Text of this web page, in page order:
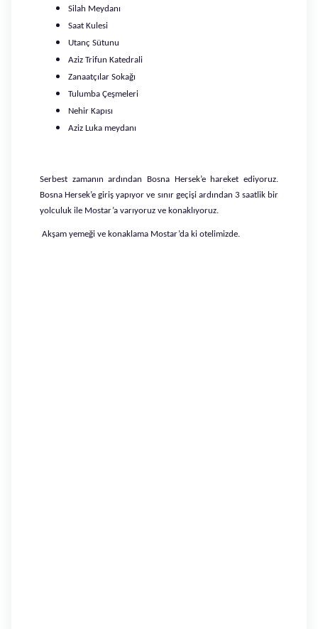
Silah Meydanı
Saat Kulesi
Utanç Sütunu
Aziz Trifun Katedrali
Zanaatçılar Sokağı
Tulumba Çeşmeleri
Nehir Kapısı
Aziz Luka meydanı
Serbest zamanın ardından Bosna Hersek’e hareket ediyoruz.
Bosna Hersek’e giriş yapıyor ve sınır geçişi ardından 3 saatlik bir
yolculuk ile Mostar’a varıyoruz ve konaklıyoruz.
Akşam yemeği ve konaklama Mostar’da ki otelimizde.